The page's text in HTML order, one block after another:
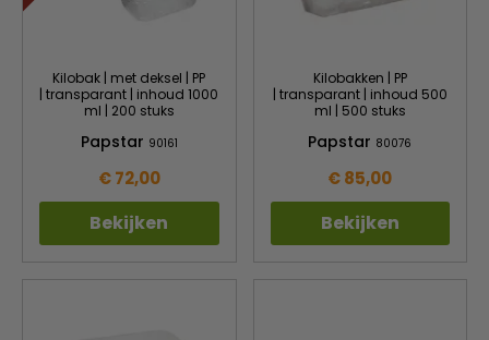
Kilobak | met deksel | PP
| transparant | inhoud 1000
ml | 200 stuks
Papstar 90161
€ 72,00
Bekijken
Kilobakken | PP
| transparant | inhoud 500
ml | 500 stuks
Papstar 80076
€ 85,00
Bekijken